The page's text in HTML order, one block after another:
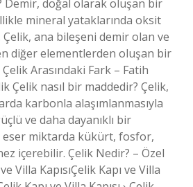
Demir, doğal olarak oluşan bir
mineral yataklarında oksit
ana bileşeni demir olan ve
diğer elementlerden oluşan bir
Çelik Arasındaki Fark – Fatih
Çelik nasıl bir maddedir? Çelik,
karbonla alaşımlanmasıyla
ve daha dayanıklı bir
eser miktarda kükürt, fosfor,
içerebilir. Çelik Nedir? – Özel
Villa KapısıÇelik Kapı ve Villa